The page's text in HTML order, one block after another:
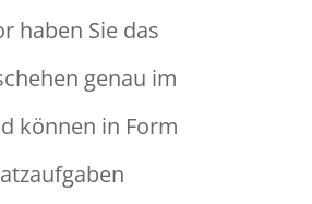
haben Sie das
genau im
können in Form